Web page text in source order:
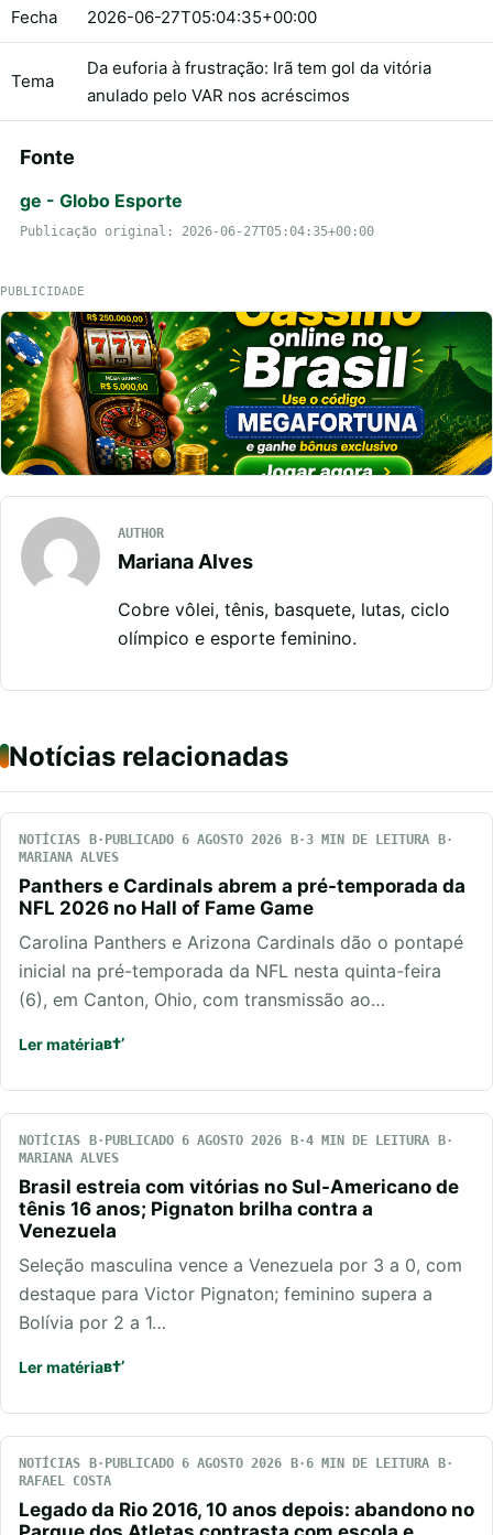
Fecha 2026-06-27T05:04:35+00:00
Tema
Da euforia à frustração: Irã tem gol da vitória
anulado pelo VAR nos acréscimos
Fonte
ge - Globo Esporte
Publicação original: 2026-06-27T05:04:35+00:00
PUBLICIDADE
AUTHOR
Mariana Alves
Cobre vôlei, tênis, basquete, lutas, ciclo
olímpico e esporte feminino.
Notícias relacionadas
NOTÍCIAS PUBLICADO 6 AGOSTO 2026
3 MIN DE LEITURA
MARIANA ALVES
Panthers e Cardinals abrem a pré-temporada da
NFL 2026 no Hall of Fame Game
Carolina Panthers e Arizona Cardinals dão o pontapé
inicial na pré-temporada da NFL nesta quinta-feira
(6), em Canton, Ohio, com transmissão ao…
Ler matéria
NOTÍCIAS PUBLICADO 6 AGOSTO 2026
4 MIN DE LEITURA
MARIANA ALVES
Brasil estreia com vitórias no Sul-Americano de
tênis 16 anos; Pignaton brilha contra a
Venezuela
Seleção masculina vence a Venezuela por 3 a 0, com
destaque para Victor Pignaton; feminino supera a
Bolívia por 2 a 1…
Ler matéria
NOTÍCIAS PUBLICADO 6 AGOSTO 2026
6 MIN DE LEITURA
RAFAEL COSTA
Legado da Rio 2016, 10 anos depois: abandono no